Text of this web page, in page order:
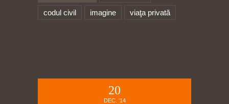
codul civil
imagine viaţa privată
20
DEC. '14